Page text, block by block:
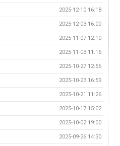
2025-12-10 16:18
2025-12-03 16:00
2025-11-07 12:10
2025-11-03 11:16
2025-10-27 12:56
2025-10-23 16:59
2025-10-21 11:26
2025-10-17 15:02
2025-10-02 19:00
2025-09-26 14:30